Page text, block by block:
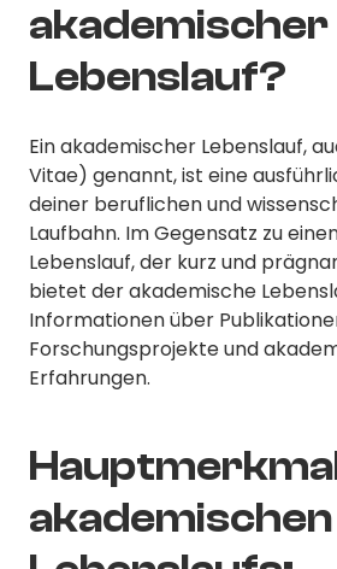
akademischer
Lebenslauf?
Ein akademischer Lebenslauf,
Vitae) genannt, ist eine
deiner beruflichen und
Laufbahn. Im Gegensatz zu
Lebenslauf, der kurz und
bietet der akademische
Informationen über
Forschungsprojekte und
Erfahrungen.
akademischen